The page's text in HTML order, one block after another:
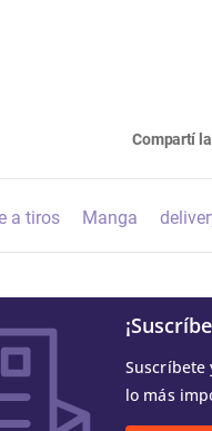
Compartí
a tiros Manga
Suscríbete
lo más